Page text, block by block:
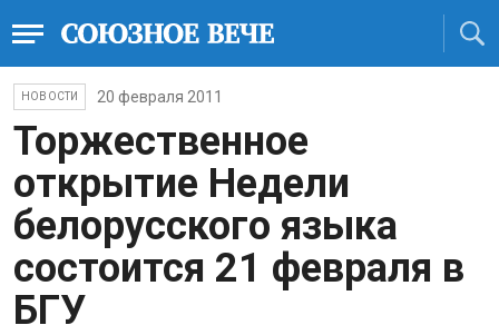
НОВОСТИ 20 февраля 2011
Торжественное
открытие Недели
белорусского языка
состоится 21 февраля в
БГУ